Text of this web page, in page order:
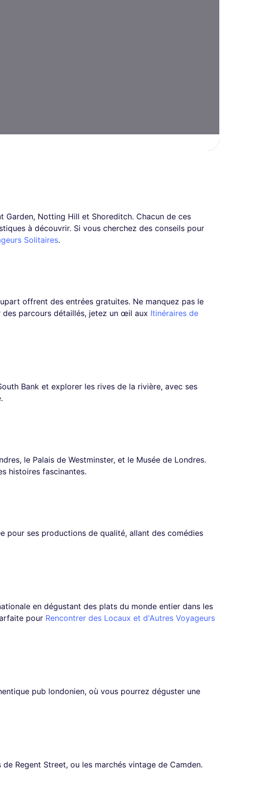
Garden, Notting Hill et Shoreditch. Chacun de ces
à découvrir. Si vous cherchez des conseils pour
Solitaires.
offrent des entrées gratuites. Ne manquez pas le
des parcours détaillés, jetez un œil aux Itinéraires de
Bank et explorer les rives de la rivière, avec ses
le Palais de Westminster, et le Musée de Londres.
histoires fascinantes.
pour ses productions de qualité, allant des comédies
en dégustant des plats du monde entier dans les
pour Rencontrer des Locaux et d'Autres Voyageurs
pub londonien, où vous pourrez déguster une
Regent Street, ou les marchés vintage de Camden.